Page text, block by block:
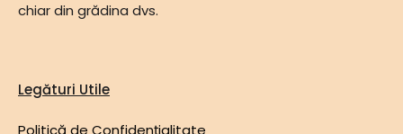
chiar din grădina dvs.
Legături Utile
Politică de Confidențialitate